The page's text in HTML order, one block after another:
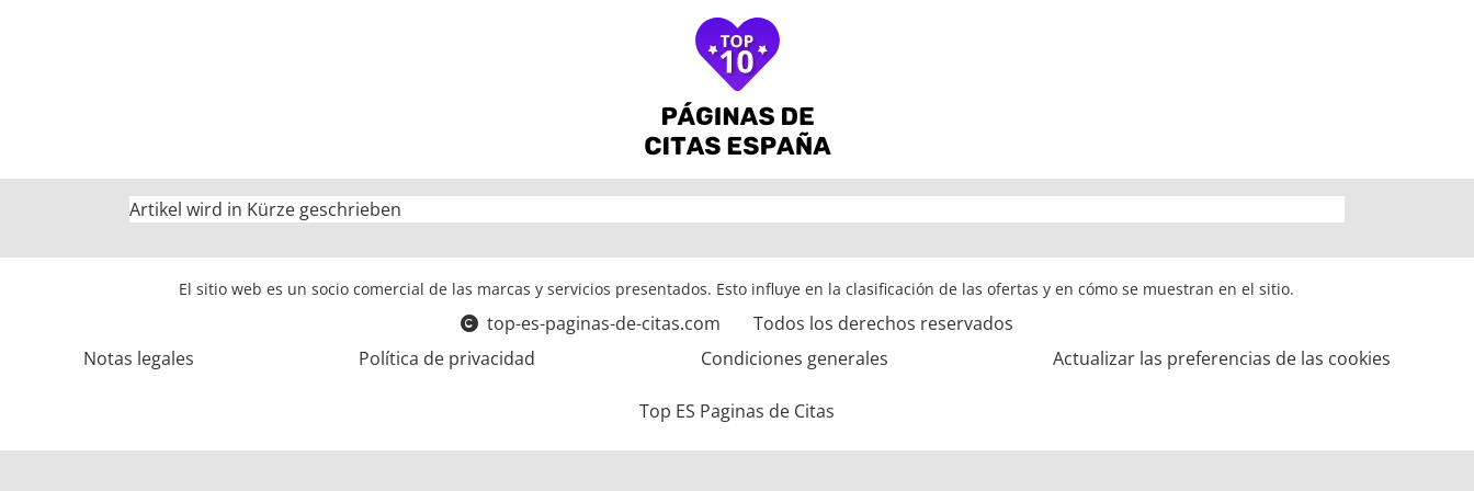
Artikel wird in Kürze geschrieben
El sitio web es un socio comercial de las marcas y servicios presentados. Esto influye en la clasificación de las ofertas y en cómo se muestran en el sitio.
top-es-paginas-de-citas.com
Todos los derechos reservados
Notas legales
Política de privacidad Condiciones generales Actualizar las preferencias de las cookies
Top ES Paginas de Citas